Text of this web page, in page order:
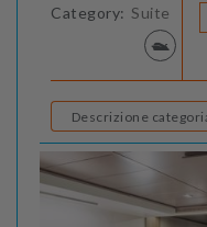
Category: Suite
Descrizione